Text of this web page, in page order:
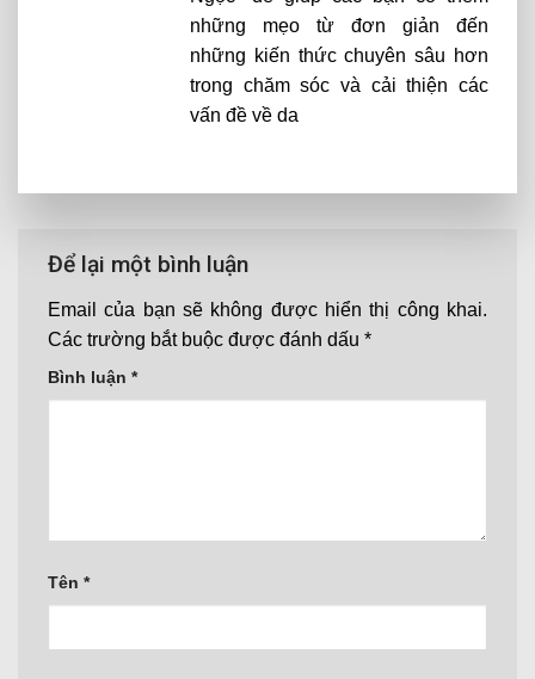
những mẹo từ đơn giản đến
những kiến thức chuyên sâu hơn
trong chăm sóc và cải thiện các
vấn đề về da
Để lại một bình luận
Email của bạn sẽ không được hiển thị công khai.
Các trường bắt buộc được đánh dấu *
Bình luận *
Tên *